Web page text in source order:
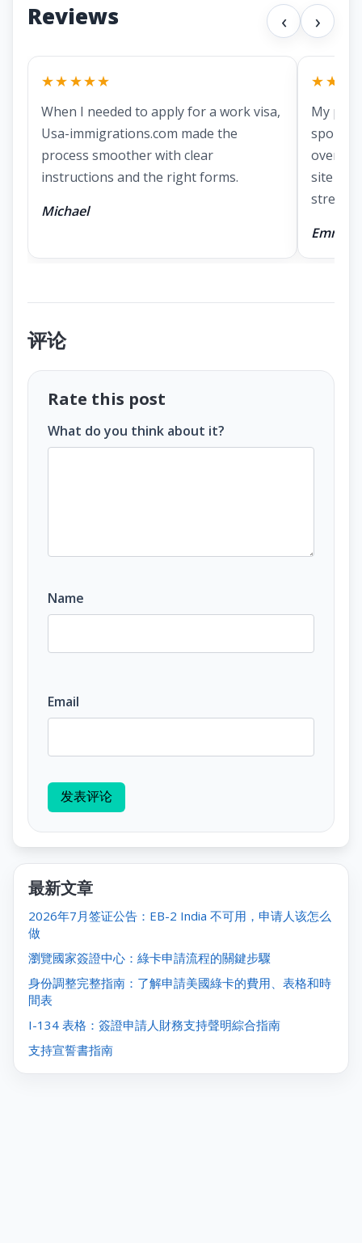
Reviews ‹ ›
★★★★★
When I needed to apply for a work visa,
Usa-immigrations.com made the
process smoother with clear
instructions and the right forms.
Michael
My
site
Emma
评论
Rate this post
What do you think about it?
Name
Email
发表评论
最新文章
2026年7月签证公告：EB-2 India 不可用，申请人该怎么
做
瀏覽國家簽證中心：綠卡申請流程的關鍵步驟
身份調整完整指南：了解申請美國綠卡的費用、表格和時
間表
I-134 表格：簽證申請人財務支持聲明綜合指南
支持宣誓書指南